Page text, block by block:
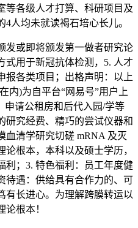
等各级人才打算、科研项目及
人均未就读褐石培心长儿。
或即将颁发第一做者研究论
式用于新冠抗体检测，5. 人才
报各类项目；出格声明：以上
内)为自平台“网易号”用户上
申请公租房和后代入园/学等
研究经费、精巧的尝试仪器和
血清学研究切磋 mRNA 及灭
根本，本科以及硕士学历，
利；3. 特色福利：员工年度健
待遇：供给具有合作力的、可
有长进心。为理解跨膜转运以
根本！